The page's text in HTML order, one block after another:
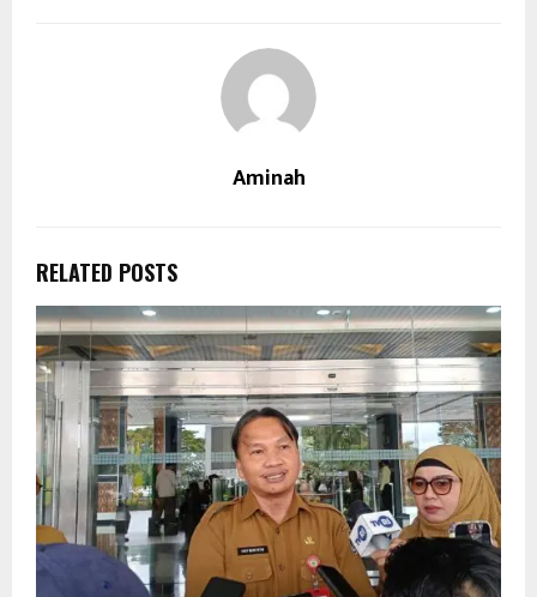
Aminah
RELATED POSTS